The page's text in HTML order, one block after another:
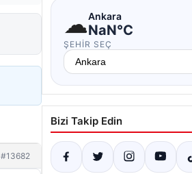
#13682
☁Ankara
NaN°C
ŞEHIR SEÇ
Bizi Takip Edin